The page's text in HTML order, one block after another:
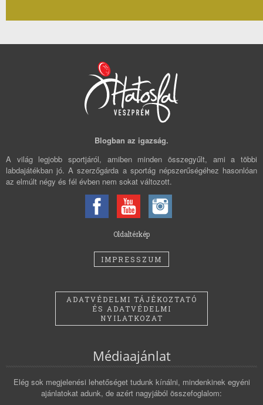
Blogban az igazság.
A világ legjobb sportjáról, amiben minden összegyűlt, ami a többi
labdajátékban jó. A szerzőgárda a sportág népszerűségéhez hasonlóan
az elmúlt négy és fél évben nem sokat változott.
Oldaltérkép
IMPRESSZUM
ADATVÉDELMI TÁJÉKOZTATÓ
ÉS ADATVÉDELMI
NYILATKOZAT
Médiaajánlat
Elég sok megjelenési lehetőséget tudunk kínálni, mindenkinek egyéni
ajánlatokat adunk, de azért nagyjából összefoglalom: